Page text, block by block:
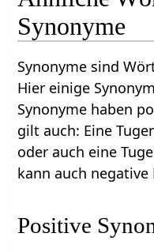
Synonyme
Synonyme sind
Hier einige
Synonyme haben
gilt auch: Eine
oder auch eine
kann auch
Positive